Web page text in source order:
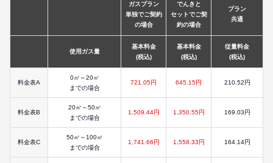
ガスプラン
単独でご契約
の場合
でんきと
セットでご契
約の場合
プラン
共通
使用ガス量
基本料金
(税込)
基本料金
(税込)
従量料金
(税込)
料金表A
0㎥～20㎥
までの場合
721.05円 645.15円 210.52円
料金表B
20㎥～50㎥
までの場合
1,509.44円 1,350.55円 169.03円
料金表C
50㎥～100㎥
までの場合
1,741.66円 1,558.33円 164.14円